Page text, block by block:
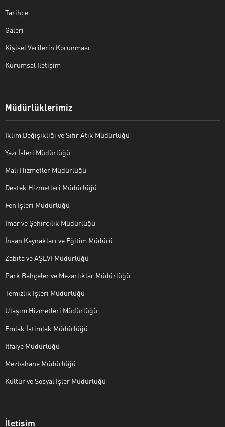
Tarihçe
Galeri
Kişisel Verilerin Korunması
Kurumsal İletişim
Müdürlüklerimiz
İklim Değişikliği ve Sıfır Atık Müdürlüğü
Yazı İşleri Müdürlüğü
Mali Hizmetler Müdürlüğü
Destek Hizmetleri Müdürlüğü
Fen İşleri Müdürlüğü
İmar ve Şehircilik Müdürlüğü
İnsan Kaynakları ve Eğitim Müdürü
Zabıta ve AŞEVİ Müdürlüğü
Park Bahçeler ve Mezarlıklar Müdürlüğü
Temizlik İşleri Müdürlüğü
Ulaşım Hizmetleri Müdürlüğü
Emlak İstimlak Müdürlüğü
İtfaiye Müdürlüğü
Mezbahane Müdürlüğü
Kültür ve Sosyal İşler Müdürlüğü
İletişim